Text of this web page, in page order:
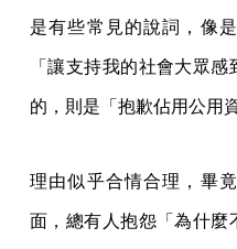
是有些常見的說詞，像
「讓支持我的社會大眾
的，則是「抱歉佔用公用
理由似乎合情合理，畢
面，總有人抱怨「為什麼